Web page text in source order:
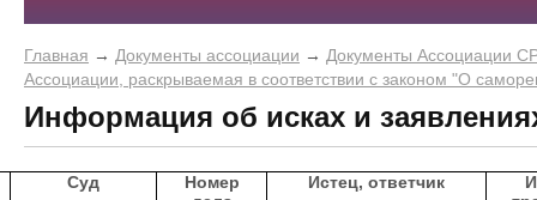
Главная → Документы ассоциации → Документы Ассоциации
Ассоциации, раскрываемая в соответствии с законом "О
Информация об исках и
Суд
Номер
Истец, ответчик